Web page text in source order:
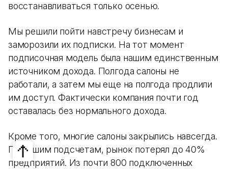
восстанавливаться только осенью.
Мы решили пойти навстречу бизнесам и
заморозили их подписки. На тот момент
подписочная модель была нашим единственным
источником дохода. Полгода салоны не
работали, а затем мы еще на полгода продлили
им доступ. Фактически компания почти год
оставалась без нормального дохода.
Кроме того, многие салоны закрылись навсегда.
По нашим подсчетам, рынок потерял до 40%
предприятий. Из почти 800 подключенных